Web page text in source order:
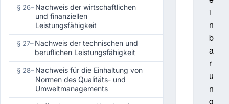
§ 26–Nachweis der wirtschaftlichen
und finanziellen
Leistungsfähigkeit
§ 27–Nachweis der technischen und
beruflichen Leistungsfähigkeit
§ 28–Nachweis für die Einhaltung von
Normen des Qualitäts- und
Umweltmanagements
i
n
b
a
r
u
n
g